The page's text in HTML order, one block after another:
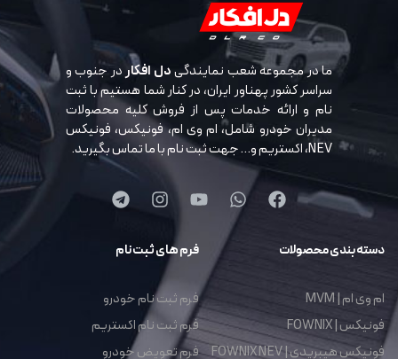
ما در مجموعه شعب نمایندگیدل افکاردر جنوب و
سراسر کشور پهناور ایران، در کنار شما هستیم با ثبت
نام و ارائه خدمات پس از فروش کلیه محصولات
مدیران خودرو شامل، ام وی ام، فونیکس، فونیکس
NEV، اکستریم و… جهت ثبت نام با ما تماس بگیرید.
دسته بندی محصولات
ام وی ام | MVM
فونیکس | FOWNIX
فونیکس هیبریدی | FOWNIX NEV
فرم های ثبت نام
فرم ثبت نام خودرو
فرم ثبت نام اکستریم
فرم تعویض خودرو